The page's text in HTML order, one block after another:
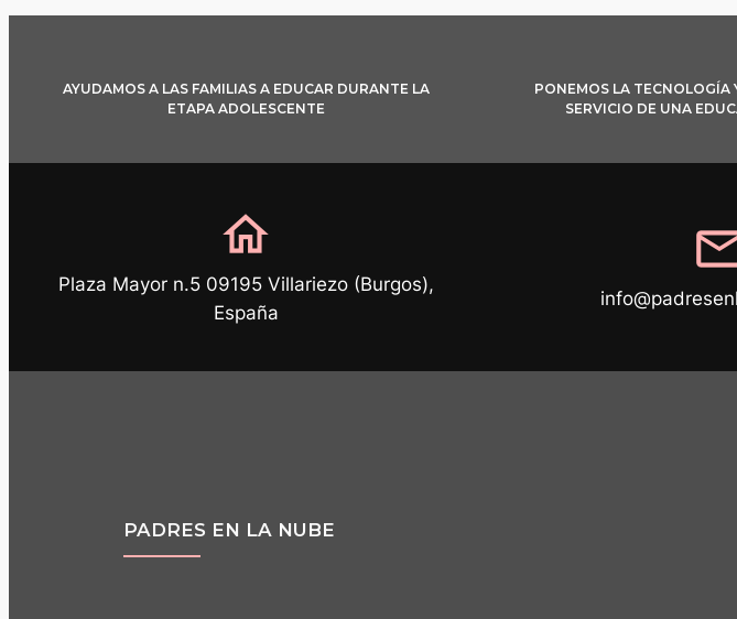
AYUDAMOS A LAS FAMILIAS A EDUCAR DURANTE LA
ETAPA ADOLESCENTE
PONEMOS LA TECNOLOGÍA
SERVICIO DE UNA
home
Plaza Mayor n.5 09195 Villariezo (Burgos),
España
PADRES EN LA NUBE